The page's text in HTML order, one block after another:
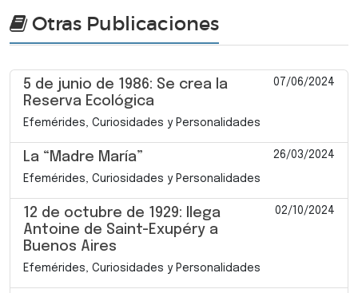
Otras Publicaciones
5 de junio de 1986: Se crea la
Reserva Ecológica
07/06/2024
Efemérides, Curiosidades y Personalidades
La “Madre María” 26/03/2024
Efemérides, Curiosidades y Personalidades
12 de octubre de 1929: llega
Antoine de Saint-Exupéry a
Buenos Aires
02/10/2024
Efemérides, Curiosidades y Personalidades